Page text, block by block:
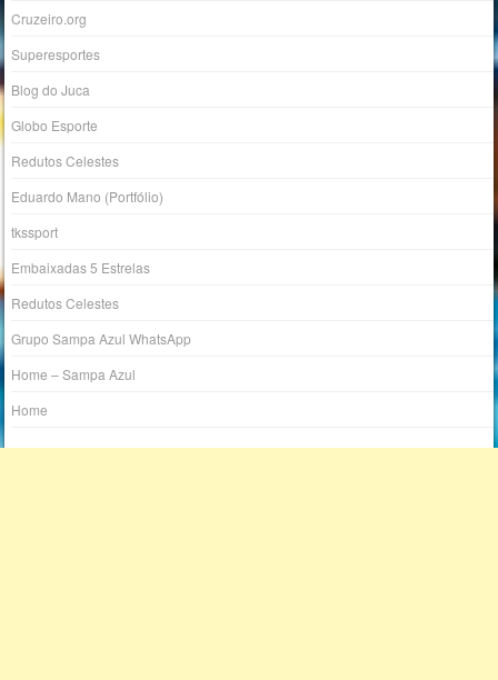
Cruzeiro.org
Superesportes
Blog do Juca
Globo Esporte
Redutos Celestes
Eduardo Mano (Portfólio)
tkssport
Embaixadas 5 Estrelas
Redutos Celestes
Grupo Sampa Azul WhatsApp
Home – Sampa Azul
Home